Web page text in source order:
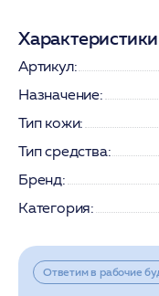
Характеристики
Артикул:
Назначение:
Тип кожи:
Тип средства:
Бренд:
Категория:
Ответим в рабочие